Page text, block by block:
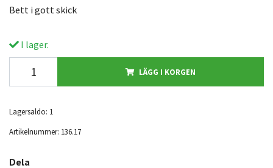
Bett i gott skick
I lager.
LÄGG I KORGEN
Lagersaldo: 1
Artikelnummer: 136.17
Dela